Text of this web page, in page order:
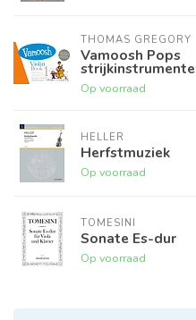
THOMAS GREGORY
Vamoosh Pops
Op voorraad
HELLER
Herfstmuziek
Op voorraad
TOMESINI
Sonate Es-dur
Op voorraad